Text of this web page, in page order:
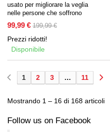
usato per migliorare la veglia
nelle persone che soffrono
di estrema sonnolenza dovuta
a narcolessia – nootropico nzt
99,99 € 199,99 €
Prezzi ridotti!
Disponibile
1 2 3 … 11
Mostrando 1 – 16 di 168 articoli
Follow us on Facebook